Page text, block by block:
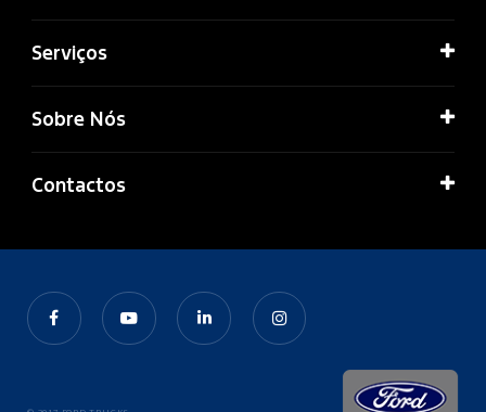
Serviços
Sobre Nós
Contactos